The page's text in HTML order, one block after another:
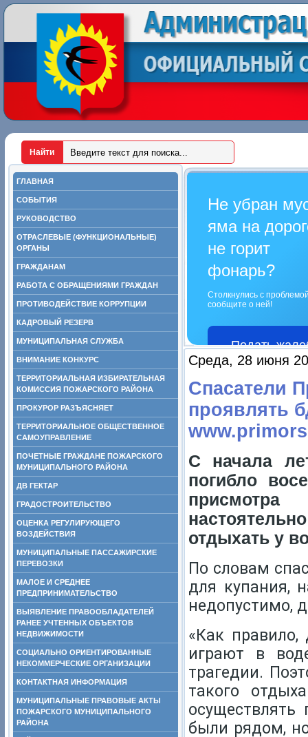
ГЛАВНАЯ
СОБЫТИЯ
РУКОВОДСТВО
ОТРАСЛЕВЫЕ (ФУНКЦИОНАЛЬНЫЕ)
ОРГАНЫ
ГРАЖДАНАМ
РАБОТА С ОБРАЩЕНИЯМИ ГРАЖДАН
ПРОТИВОДЕЙСТВИЕ КОРРУПЦИИ
КАДРОВЫЙ РЕЗЕРВ
МУНИЦИПАЛЬНАЯ СЛУЖБА
ВНИМАНИЕ КОНКУРС
ТЕРРИТОРИАЛЬНАЯ ИЗБИРАТЕЛЬНАЯ
КОМИССИЯ ПОЖАРСКОГО РАЙОНА
ПРОКУРОР РАЗЪЯСНЯЕТ
ТЕРРИТОРИАЛЬНОЕ ОБЩЕСТВЕННОЕ
САМОУПРАВЛЕНИЕ
ПОЧЕТНЫЕ ГРАЖДАНЕ ПОЖАРСКОГО
МУНИЦИПАЛЬНОГО РАЙОНА
ДВ ГЕКТАР
ГРАДОСТРОИТЕЛЬСТВО
ОЦЕНКА РЕГУЛИРУЮЩЕГО
ВОЗДЕЙСТВИЯ
МУНИЦИПАЛЬНЫЕ ПАССАЖИРСКИЕ
ПЕРЕВОЗКИ
МАЛОЕ И СРЕДНЕЕ
ПРЕДПРИНИМАТЕЛЬСТВО
ВЫЯВЛЕНИЕ ПРАВООБЛАДАТЕЛЕЙ
РАНЕЕ УЧТЕННЫХ ОБЪЕКТОВ
НЕДВИЖИМОСТИ
СОЦИАЛЬНО ОРИЕНТИРОВАННЫЕ
НЕКОММЕРЧЕСКИЕ ОРГАНИЗАЦИИ
КОНТАКТНАЯ ИНФОРМАЦИЯ
МУНИЦИПАЛЬНЫЕ ПРАВОВЫЕ АКТЫ
ПОЖАРСКОГО МУНИЦИПАЛЬНОГО
РАЙОНА
Не убран
яма на
не горит
фонарь?
Столкнулись с
сообщите о ней!
Подать
Среда, 28 июня
Спасатели
проявлять
С начала
погибло
отдыхать у
По словам
для купания,
недопустимо,
«Как правило,
играют в
трагедии.
такого
были рядом,